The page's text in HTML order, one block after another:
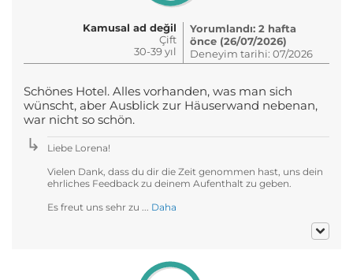
Kamusal ad değil
Çift
30-39 yıl
Yorumlandı: 2 hafta
önce (26/07/2026)
Deneyim tarihi: 07/2026
Schönes Hotel. Alles vorhanden, was man sich
wünscht, aber Ausblick zur Häuserwand nebenan,
war nicht so schön.
Liebe Lorena!
Vielen Dank, dass du dir die Zeit genommen hast, uns dein
ehrliches Feedback zu deinem Aufenthalt zu geben.
Es freut uns sehr zu ... Daha